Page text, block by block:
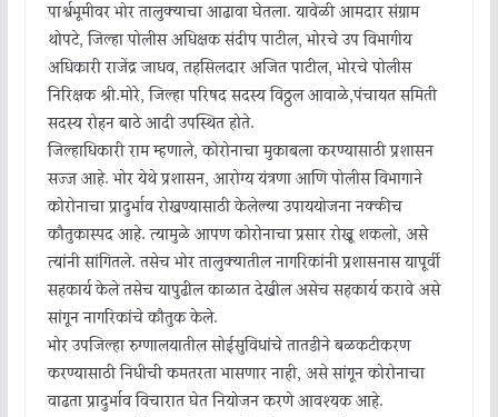
पार्श्वभूमीवर भोर तालुक्याचा आढावा घेतला. यावेळी आमदार संग्राम
थोपटे, जिल्हा पोलीस अधिक्षक संदीप पाटील, भोरचे उप विभागीय
अधिकारी राजेंद्र जाधव, तहसिलदार अजित पाटील, भोरचे पोलीस
निरिक्षक श्री.मोरे, जिल्हा परिषद सदस्य विठ्ठल आवाळे,पंचायत समिती
सदस्य रोहन बाठे आदी उपस्थित होते.
जिल्हाधिकारी राम म्हणाले, कोरोनाचा मुकाबला करण्यासाठी प्रशासन
सज्ज आहे. भोर येथे प्रशासन, आरोग्य यंत्रणा आणि पोलीस विभागाने
कोरोनाचा प्रादुर्भाव रोखण्यासाठी केलेल्या उपाययोजना नक्कीच
कौतुकास्पद आहे. त्यामुळे आपण कोरोनाचा प्रसार रोखू शकलो, असे
त्यांनी सांगितले. तसेच भोर तालुक्यातील नागरिकांनी प्रशासनास यापूर्वी
सहकार्य केले तसेच यापुढील काळात देखील असेच सहकार्य करावे असे
सांगून नागरिकांचे कौतुक केले.
भोर उपजिल्हा रुग्णालयातील सोईसुविधांचे तातडीने बळकटीकरण
करण्यासाठी निधीची कमतरता भासणार नाही, असे सांगून कोरोनाचा
वाढता प्रादुर्भाव विचारात घेत नियोजन करणे आवश्यक आहे.